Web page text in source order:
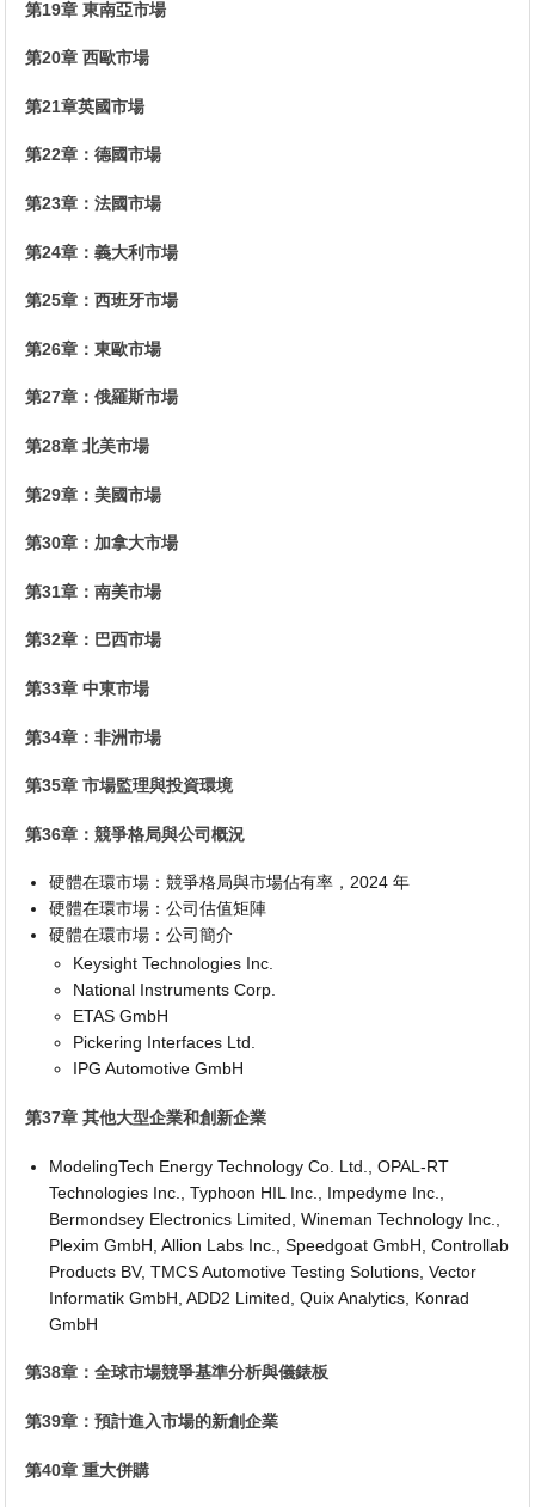
第19章 東南亞市場
第20章 西歐市場
第21章英國市場
第22章：德國市場
第23章：法國市場
第24章：義大利市場
第25章：西班牙市場
第26章：東歐市場
第27章：俄羅斯市場
第28章 北美市場
第29章：美國市場
第30章：加拿大市場
第31章：南美市場
第32章：巴西市場
第33章 中東市場
第34章：非洲市場
第35章 市場監理與投資環境
第36章：競爭格局與公司概況
硬體在環市場：競爭格局與市場佔有率，2024 年
硬體在環市場：公司估值矩陣
硬體在環市場：公司簡介
Keysight Technologies Inc.
National Instruments Corp.
ETAS GmbH
Pickering Interfaces Ltd.
IPG Automotive GmbH
第37章 其他大型企業和創新企業
ModelingTech Energy Technology Co. Ltd., OPAL-RT
Technologies Inc., Typhoon HIL Inc., Impedyme Inc.,
Bermondsey Electronics Limited, Wineman Technology Inc.,
Plexim GmbH, Allion Labs Inc., Speedgoat GmbH, Controllab
Products BV, TMCS Automotive Testing Solutions, Vector
Informatik GmbH, ADD2 Limited, Quix Analytics, Konrad
GmbH
第38章：全球市場競爭基準分析與儀錶板
第39章：預計進入市場的新創企業
第40章 重大併購